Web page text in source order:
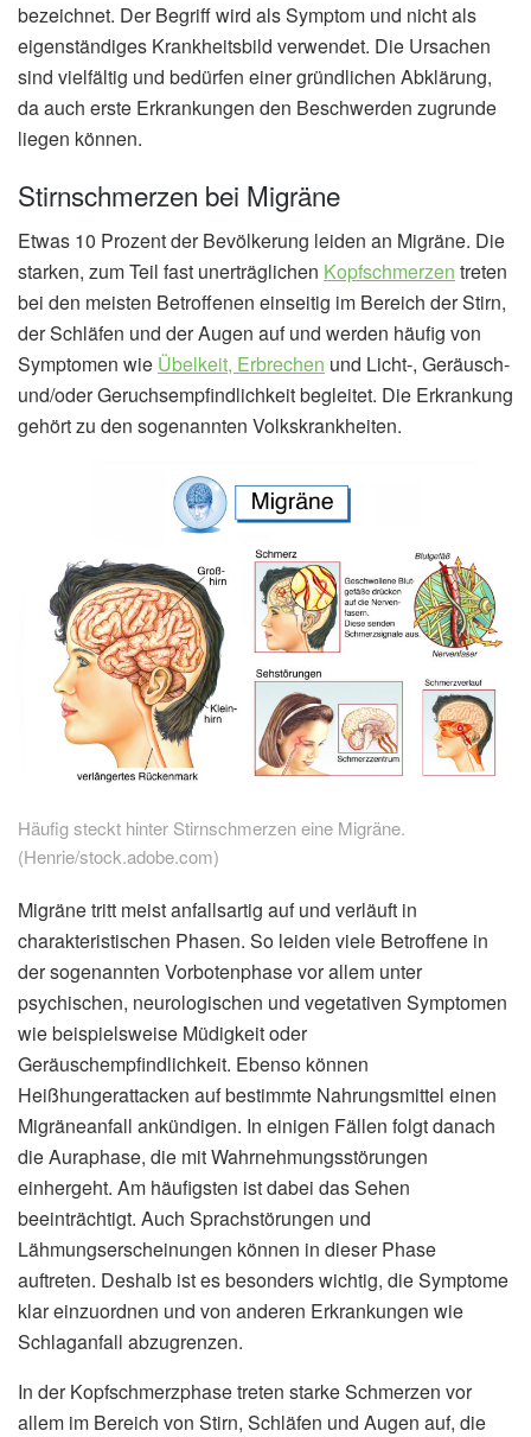
bezeichnet. Der Begriff wird als Symptom und nicht als
eigenständiges Krankheitsbild verwendet. Die Ursachen
sind vielfältig und bedürfen einer gründlichen Abklärung,
da auch erste Erkrankungen den Beschwerden zugrunde
liegen können.
Stirnschmerzen bei Migräne
Etwas 10 Prozent der Bevölkerung leiden an Migräne. Die
starken, zum Teil fast unerträglichen Kopfschmerzen treten
bei den meisten Betroffenen einseitig im Bereich der Stirn,
der Schläfen und der Augen auf und werden häufig von
Symptomen wie Übelkeit, Erbrechen und Licht-, Geräusch-
und/oder Geruchsempfindlichkeit begleitet. Die Erkrankung
gehört zu den sogenannten Volkskrankheiten.
Häufig steckt hinter Stirnschmerzen eine Migräne.
(Henrie/stock.adobe.com)
Migräne tritt meist anfallsartig auf und verläuft in
charakteristischen Phasen. So leiden viele Betroffene in
der sogenannten Vorbotenphase vor allem unter
psychischen, neurologischen und vegetativen Symptomen
wie beispielsweise Müdigkeit oder
Geräuschempfindlichkeit. Ebenso können
Heißhungerattacken auf bestimmte Nahrungsmittel einen
Migräneanfall ankündigen. In einigen Fällen folgt danach
die Auraphase, die mit Wahrnehmungsstörungen
einhergeht. Am häufigsten ist dabei das Sehen
beeinträchtigt. Auch Sprachstörungen und
Lähmungserscheinungen können in dieser Phase
auftreten. Deshalb ist es besonders wichtig, die Symptome
klar einzuordnen und von anderen Erkrankungen wie
Schlaganfall abzugrenzen.
In der Kopfschmerzphase treten starke Schmerzen vor
allem im Bereich von Stirn, Schläfen und Augen auf, die